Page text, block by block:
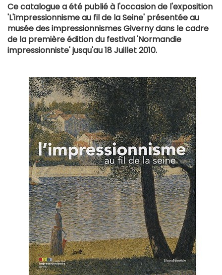
Ce catalogue a été publié à l'occasion de l'exposition
'L'impressionnisme au fil de la Seine' présentée au
musée des impressionnismes Giverny dans le cadre
de la première édition du festival 'Normandie
impressionniste' jusqu'au 18 Juillet 2010.